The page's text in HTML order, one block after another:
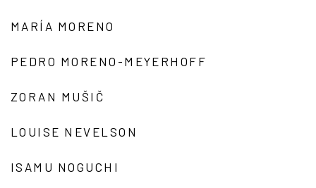
MARÍA MORENO
PEDRO MORENO-MEYERHOFF
ZORAN MUŠIČ
LOUISE NEVELSON
ISAMU NOGUCHI